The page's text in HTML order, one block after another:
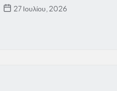
27 Ιουλίου, 2026